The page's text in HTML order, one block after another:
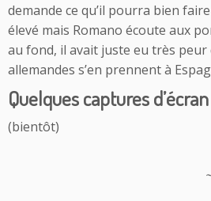
demande ce qu’il pourra bien
élevé mais Romano écoute aux
au fond, il avait juste eu très
allemandes s’en prennent à
Quelques captures
(bientôt)